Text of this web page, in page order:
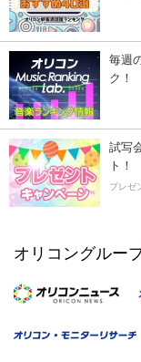
毎週
ク！
試写
ト！
プレゼ
オリコングルー